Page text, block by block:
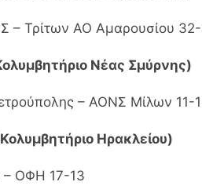
– Τρίτων ΑΟ Αμαρουσίου
Νέας Σμύρνης)
– ΑΟΝΣ Μίλων
Ηρακλείου)
– ΟΦΗ 17-13